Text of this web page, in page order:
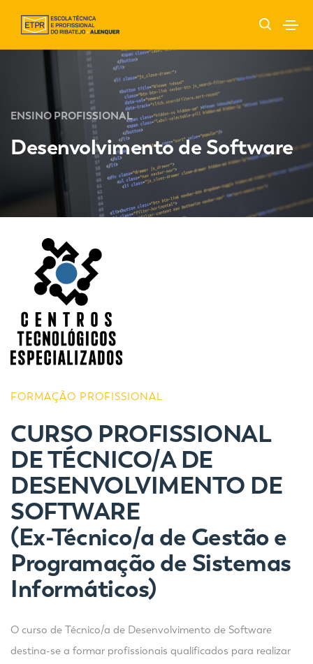
ENSINO PROFISSIONAL
Desenvolvimento de Software
FORMAÇÃO PROFISSIONAL
CURSO PROFISSIONAL
DE TÉCNICO/A DE
DESENVOLVIMENTO DE
SOFTWARE
(Ex-Técnico/a de Gestão e
Programação de Sistemas
Informáticos)
O curso de Técnico/a de Desenvolvimento de Software
destina-se a formar profissionais qualificados para realizar